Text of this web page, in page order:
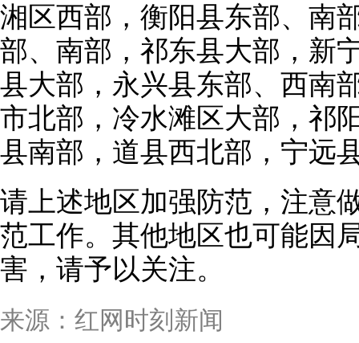
湘区西部，衡阳县东部、南
部、南部，祁东县大部，新
县大部，永兴县东部、西南
市北部，冷水滩区大部，祁
县南部，道县西北部，宁远
请上述地区加强防范，注意
范工作。其他地区也可能因
害，请予以关注。
来源：红网时刻新闻